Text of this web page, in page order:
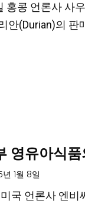
홍콩 언론사 사
안(Durian)의 판
영유아식
1월 8일
국 언론사 엔비